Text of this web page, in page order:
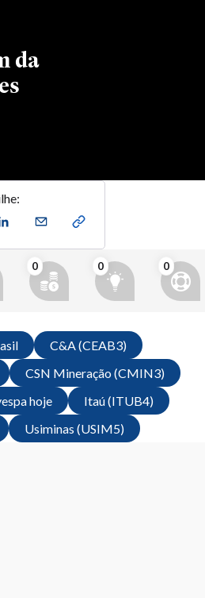
0 0 0
C&A (CEAB3)
CSN Mineração (CMIN3)
hoje
Itaú (ITUB4)
Usiminas (USIM5)